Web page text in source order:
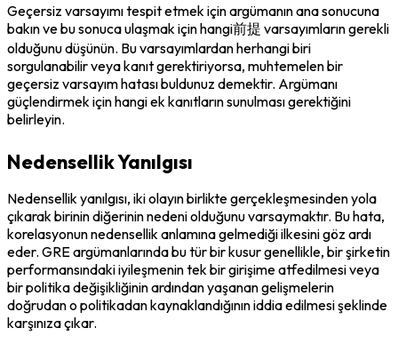
Geçersiz varsayımı tespit etmek için argümanın ana sonucuna
bakın ve bu sonuca ulaşmak için hangi前提 varsayımların gerekli
olduğunu düşünün. Bu varsayımlardan herhangi biri
sorgulanabilir veya kanıt gerektiriyorsa, muhtemelen bir
geçersiz varsayım hatası buldunuz demektir. Argümanı
güçlendirmek için hangi ek kanıtların sunulması gerektiğini
belirleyin.
Nedensellik Yanılgısı
Nedensellik yanılgısı, iki olayın birlikte gerçekleşmesinden yola
çıkarak birinin diğerinin nedeni olduğunu varsaymaktır. Bu hata,
korelasyonun nedensellik anlamına gelmediği ilkesini göz ardı
eder. GRE argümanlarında bu tür bir kusur genellikle, bir şirketin
performansındaki iyileşmenin tek bir girişime atfedilmesi veya
bir politika değişikliğinin ardından yaşanan gelişmelerin
doğrudan o politikadan kaynaklandığının iddia edilmesi şeklinde
karşınıza çıkar.